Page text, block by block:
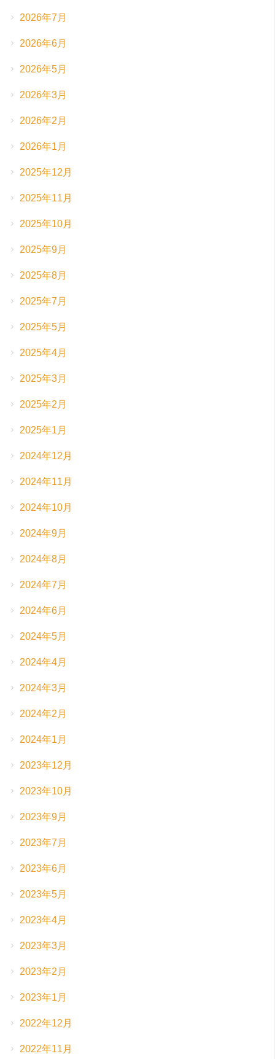
2026年7月
2026年6月
2026年5月
2026年3月
2026年2月
2026年1月
2025年12月
2025年11月
2025年10月
2025年9月
2025年8月
2025年7月
2025年5月
2025年4月
2025年3月
2025年2月
2025年1月
2024年12月
2024年11月
2024年10月
2024年9月
2024年8月
2024年7月
2024年6月
2024年5月
2024年4月
2024年3月
2024年2月
2024年1月
2023年12月
2023年10月
2023年9月
2023年7月
2023年6月
2023年5月
2023年4月
2023年3月
2023年2月
2023年1月
2022年12月
2022年11月